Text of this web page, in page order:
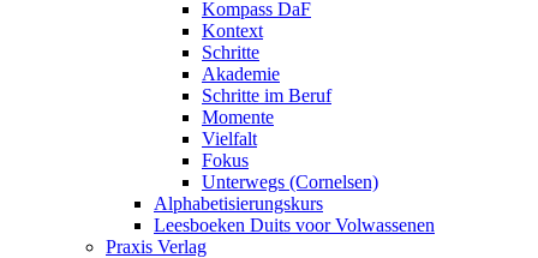
Kompass DaF
Kontext
Schritte
Akademie
Schritte im Beruf
Momente
Vielfalt
Fokus
Unterwegs (Cornelsen)
Alphabetisierungskurs
Leesboeken Duits voor Volwassenen
Praxis Verlag